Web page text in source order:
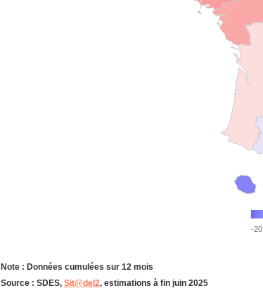
-20
Note : Données cumulées sur 12 mois
Source : SDES, Sit@del2, estimations à fin juin 2025